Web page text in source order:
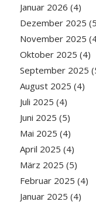
Januar 2026 (4)
Dezember 2025
November 2025
Oktober 2025 (4)
September 2025
August 2025 (4)
Juli 2025 (4)
Juni 2025 (5)
Mai 2025 (4)
April 2025 (4)
März 2025 (5)
Februar 2025 (4)
Januar 2025 (4)